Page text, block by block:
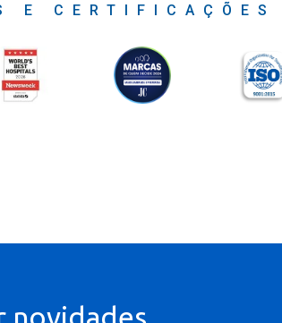
E CERTIFICAÇÕES
novidades